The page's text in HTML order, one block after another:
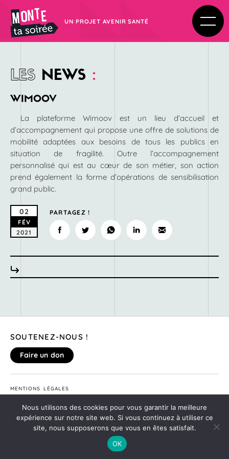
UN PROJET AVENIR SANTÉ
LES NEWS :
WIMOOV
La plateforme Wimoov est un lieu d’accueil et
d’accompagnement qui propose une offre de solutions de
mobilité adaptées aux besoins de tous les publics en
situation de fragilité. Outre l’accompagnement
personnalisé qui est au cœur de son métier, son action
prend également la forme d’opérations de sensibilisation
grand public.
02
FÉV
2021
PARTAGEZ !
SOUTENEZ-NOUS !
Faire un don
MENTIONS LÉGALES
©2020
MONTE TA SOIRÉE
Nous utilisons des cookies pour vous garantir la meilleure
expérience sur notre site web. Si vous continuez à utiliser ce
site, nous supposerons que vous en êtes satisfait.
OK